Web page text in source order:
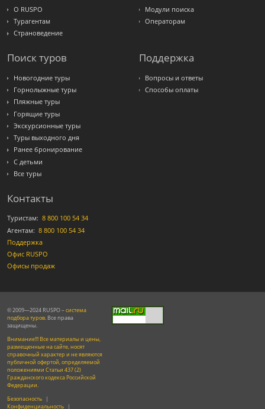
О RUSPO
Турагентам
Страноведение
Модули поиска
Операторам
Поиск туров
Новогодние туры
Горнолыжные туры
Пляжные туры
Горящие туры
Экскурсионные туры
Туры выходного дня
Ранее бронирование
С детьми
Все туры
Поддержка
Вопросы и ответы
Способы оплаты
Контакты
Туристам: 8 800 100 54 34
Агентам: 8 800 100 54 34
Поддержка
Офис RUSPO
Офисы продаж
© 2009—2024 RUSPO – система
подбора туров. Все права
защищены.
Внимание!!! Все материалы и цены,
размещенные на сайте, носят
справочный характер и не являются
публичной офертой, определяемой
положениями Статьи 437 (2)
Гражданского кодекса Российской
Федерации.
Безопасность |
Конфиденциальность |